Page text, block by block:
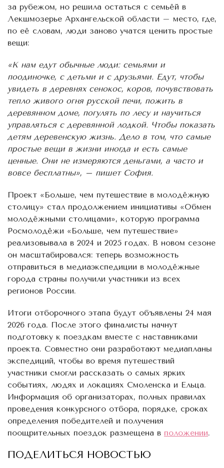
за рубежом, но решила остаться с семьёй в
Лекшмозерье Архангельской области – место, где,
по её словам, люди заново учатся ценить простые
вещи:
«К нам едут обычные люди: семьями и
поодиночке, с детьми и с друзьями. Едут, чтобы
увидеть в деревнях сенокос, коров, почувствовать
тепло живого огня русской печи, пожить в
деревянном доме, погулять по лесу и научиться
управляться с деревянной лодкой. Чтобы показать
детям деревенскую жизнь. Дело в том, что самые
простые вещи в жизни иногда и есть самые
ценные. Они не измеряются деньгами, а часто и
вовсе бесплатны», – пишет София.
Проект «Больше, чем путешествие в молодёжную
столицу» стал продолжением инициативы «Обмен
молодёжными столицами», которую программа
Росмолодёжи «Больше, чем путешествие»
реализовывала в 2024 и 2025 годах. В новом сезоне
он масштабировался: теперь возможность
отправиться в медиаэкспедиции в молодёжные
города страны получили участники из всех
регионов России.
Итоги отборочного этапа будут объявлены 24 мая
2026 года. После этого финалисты начнут
подготовку к поездкам вместе с наставниками
проекта. Совместно они разработают медиапланы
экспедиций, чтобы во время путешествий
участники смогли рассказать о самых ярких
событиях, людях и локациях Смоленска и Ельца.
Информация об организаторах, полных правилах
проведения конкурсного отбора, порядке, сроках
определения победителей и получения
поощрительных поездок размещена в положении.
ПОДЕЛИТЬСЯ НОВОСТЬЮ